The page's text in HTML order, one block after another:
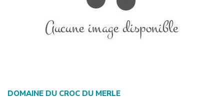
DOMAINE DU CROC DU MERLE